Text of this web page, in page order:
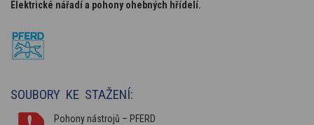
Elektrické nářadí a pohony ohebných hřídelí.
SOUBORY KE STAŽENÍ:
Pohony nástrojů – PFERD